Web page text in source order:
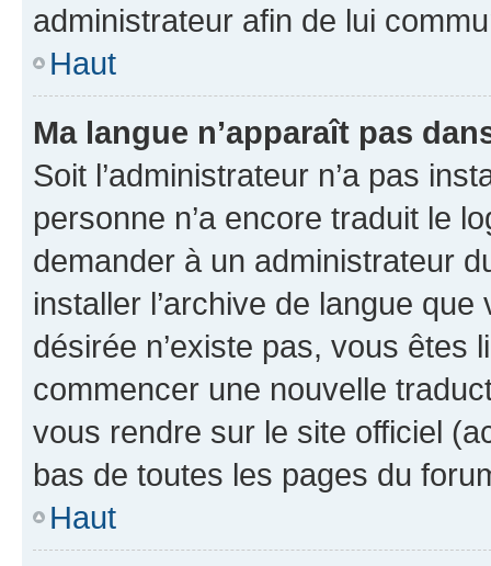
administrateur afin de lui
Haut
Ma langue n’apparaît pas
Soit l’administrateur n’a pas
personne n’a encore traduit le
demander à un administrateur
installer l’archive de langue
désirée n’existe pas, vous êtes
commencer une nouvelle
vous rendre sur le site officiel
bas de toutes les pages du
Haut